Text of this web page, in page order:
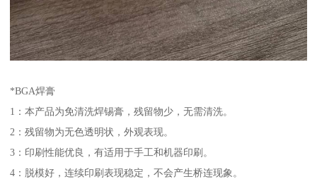
*BGA焊膏
1：本产品为免清洗焊锡膏，残留物少，无需清洗。
2：残留物为无色透明状，外观表现。
3：印刷性能优良，有适用于手工和机器印刷。
4：脱模好，连续印刷表现稳定，不会产生桥连现象。